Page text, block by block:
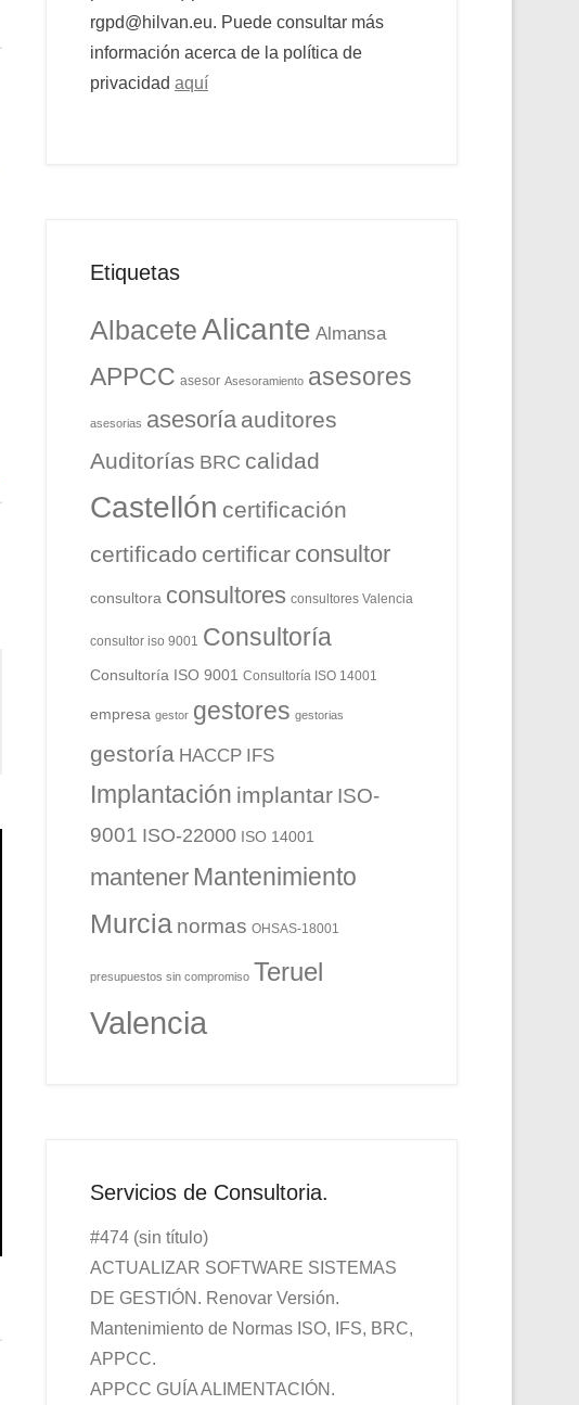
rgpd@hilvan.eu. Puede consultar más
información acerca de la política de
privacidad aquí
Etiquetas
AlbaceteAlicante Almansa
APPCC asesor Asesoramiento asesores
asesorias asesoría auditores
Auditorías BRC calidad
Castellón certificación
certificado certificar consultor
consultora consultores consultores Valencia
consultor iso 9001 Consultoría
Consultoría ISO 9001 Consultoría ISO 14001
empresa gestor gestores gestorias
gestoría HACCP IFS
Implantación implantar ISO-
9001 ISO-22000 ISO 14001
mantener Mantenimiento
Murcia normas OHSAS-18001
presupuestos sin compromiso Teruel
Valencia
Servicios de Consultoria.
#474 (sin título)
ACTUALIZAR SOFTWARE SISTEMAS
DE GESTIÓN. Renovar Versión.
Mantenimiento de Normas ISO, IFS, BRC,
APPCC.
APPCC GUÍA ALIMENTACIÓN.